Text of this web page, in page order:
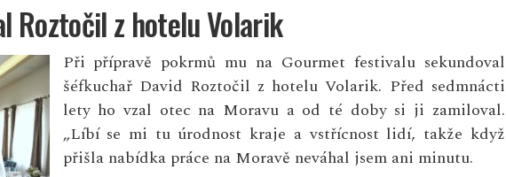
Roztočil z hotelu Volarik
Při přípravě pokrmů mu na Gourmet festivalu sekundoval
šéfkuchař David Roztočil z hotelu Volarik. Před sedmnácti
lety ho vzal otec na Moravu a od té doby si ji zamiloval.
„Líbí se mi tu úrodnost kraje a vstřícnost lidí, takže když
přišla nabídka práce na Moravě neváhal jsem ani minutu.